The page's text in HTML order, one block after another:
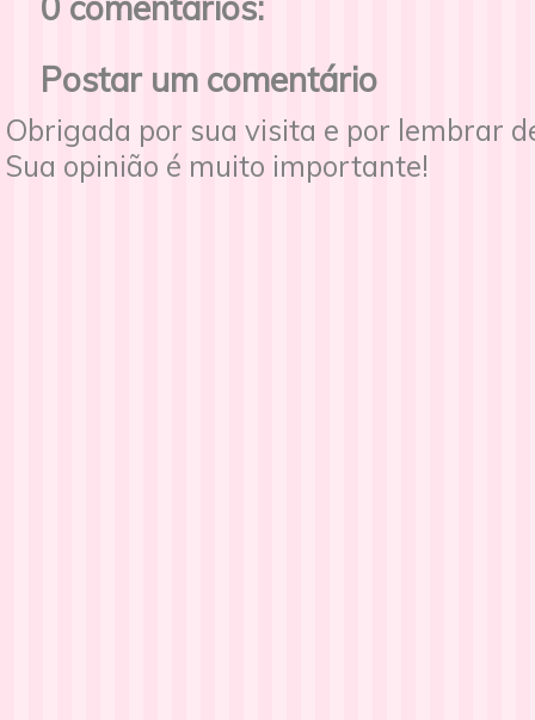
Postar um comentário
Obrigada por sua visita e por lembrar
Sua opinião é muito importante!